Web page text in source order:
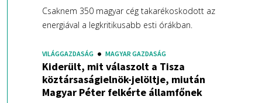
Csaknem 350 magyar cég takarékoskodott az
energiával a legkritikusabb esti órákban.
VILÁGGAZDASÁG MAGYAR GAZDASÁG
Kiderült, mit válaszolt a Tisza
köztársaságielnök-jelöltje, miután
Magyar Péter felkérte államfőnek